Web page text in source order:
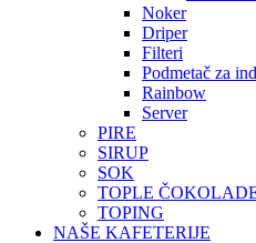
Noker
Driper
Filteri
Podmetač za
Rainbow
Server
PIRE
SIRUP
SOK
TOPLE
TOPING
NAŠE KAFETERIJE